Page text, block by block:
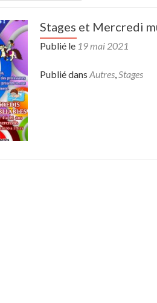
Stages et Mercredi
Publié le 19 mai 2021
Publié dans Autres,Stages